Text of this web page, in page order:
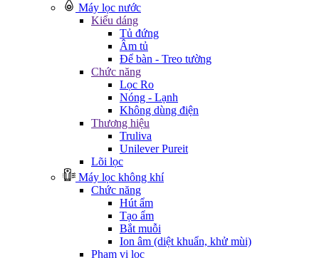
Máy lọc nước
Kiểu dáng
Tủ đứng
Âm tủ
Để bàn - Treo tường
Chức năng
Lọc Ro
Nóng - Lạnh
Không dùng điện
Thương hiệu
Truliva
Unilever Pureit
Lõi lọc
Máy lọc không khí
Chức năng
Hút ẩm
Tạo ẩm
Bắt muỗi
Ion âm (diệt khuẩn, khử mùi)
Phạm vi lọc